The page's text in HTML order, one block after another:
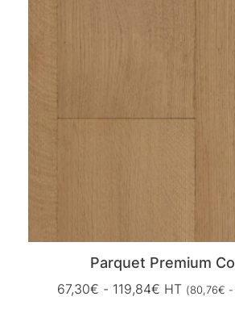
Parquet Premium
67,30€ - 119,84€ HT (80,76€ -